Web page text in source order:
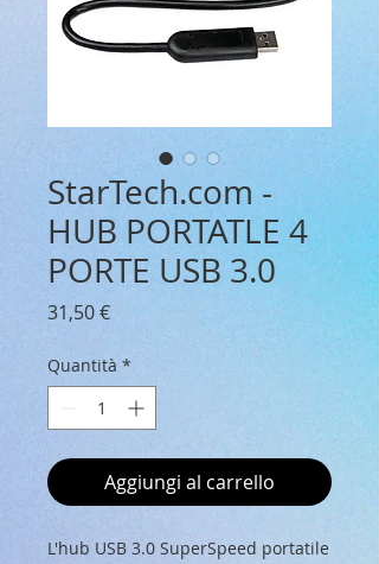
StarTech.com -
HUB PORTATLE 4
PORTE USB 3.0
31,50 €Prezzo
Quantità *
Aggiungi al carrello
L'hub USB 3.0 SuperSpeed portatile